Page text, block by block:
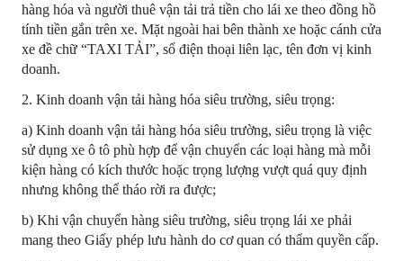
hàng hóa và người thuê vận tải trả tiền cho lái xe theo đồng hồ
tính tiền gắn trên xe. Mặt ngoài hai bên thành xe hoặc cánh cửa
xe đề chữ “TAXI TẢI”, số điện thoại liên lạc, tên đơn vị kinh
doanh.
2. Kinh doanh vận tải hàng hóa siêu trường, siêu trọng:
a) Kinh doanh vận tải hàng hóa siêu trường, siêu trọng là việc
sử dụng xe ô tô phù hợp để vận chuyển các loại hàng mà mỗi
kiện hàng có kích thước hoặc trọng lượng vượt quá quy định
nhưng không thể tháo rời ra được;
b) Khi vận chuyển hàng siêu trường, siêu trọng lái xe phải
mang theo Giấy phép lưu hành do cơ quan có thẩm quyền cấp.